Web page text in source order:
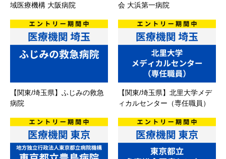
域医療機構 大阪病院
会 大浜第一病院
【関東/埼玉県】ふじみの救急
病院
【関東/埼玉県】北里大学メデ
ィカルセンター（専任職員）